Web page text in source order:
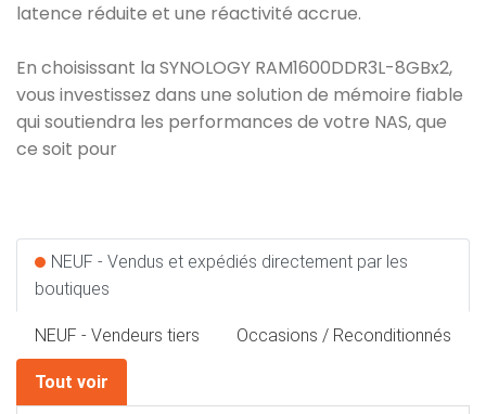
latence réduite et une réactivité accrue.
En choisissant la SYNOLOGY RAM1600DDR3L-8GBx2,
vous investissez dans une solution de mémoire fiable
qui soutiendra les performances de votre NAS, que
ce soit pour
NEUF - Vendus et expédiés directement par les
boutiques
NEUF - Vendeurs tiers Occasions / Reconditionnés
Tout voir